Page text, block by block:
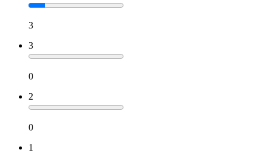
3
3
0
2
0
1